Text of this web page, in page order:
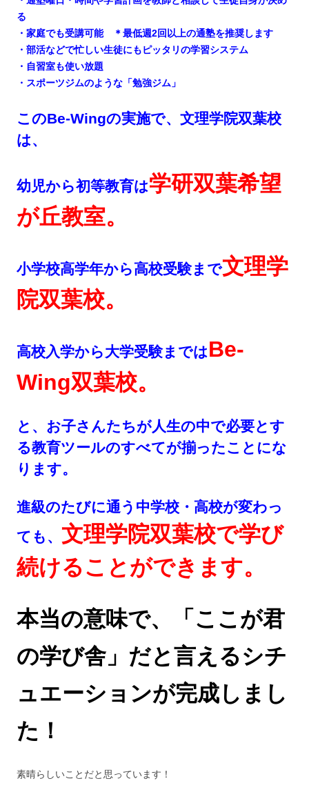
る
・家庭でも受講可能 ＊最低週2回以上の通塾を推奨します
・部活などで忙しい生徒にもピッタリの学習システム
・自習室も使い放題
・スポーツジムのような「勉強ジム」
このBe-Wingの実施で、文理学院双葉校
は、
幼児から初等教育は学研双葉希望
が丘教室。
小学校高学年から高校受験まで文理学
院双葉校。
高校入学から大学受験まではBe-
Wing双葉校。
と、お子さんたちが人生の中で必要とす
る教育ツールのすべてが揃ったことにな
ります。
進級のたびに通う中学校・高校が変わっ
ても、 文理学院双葉校で学び
続けることができます。
本当の意味で、「ここが君
の学び舎」だと言えるシチ
ュエーションが完成しまし
た！
素晴らしいことだと思っています！